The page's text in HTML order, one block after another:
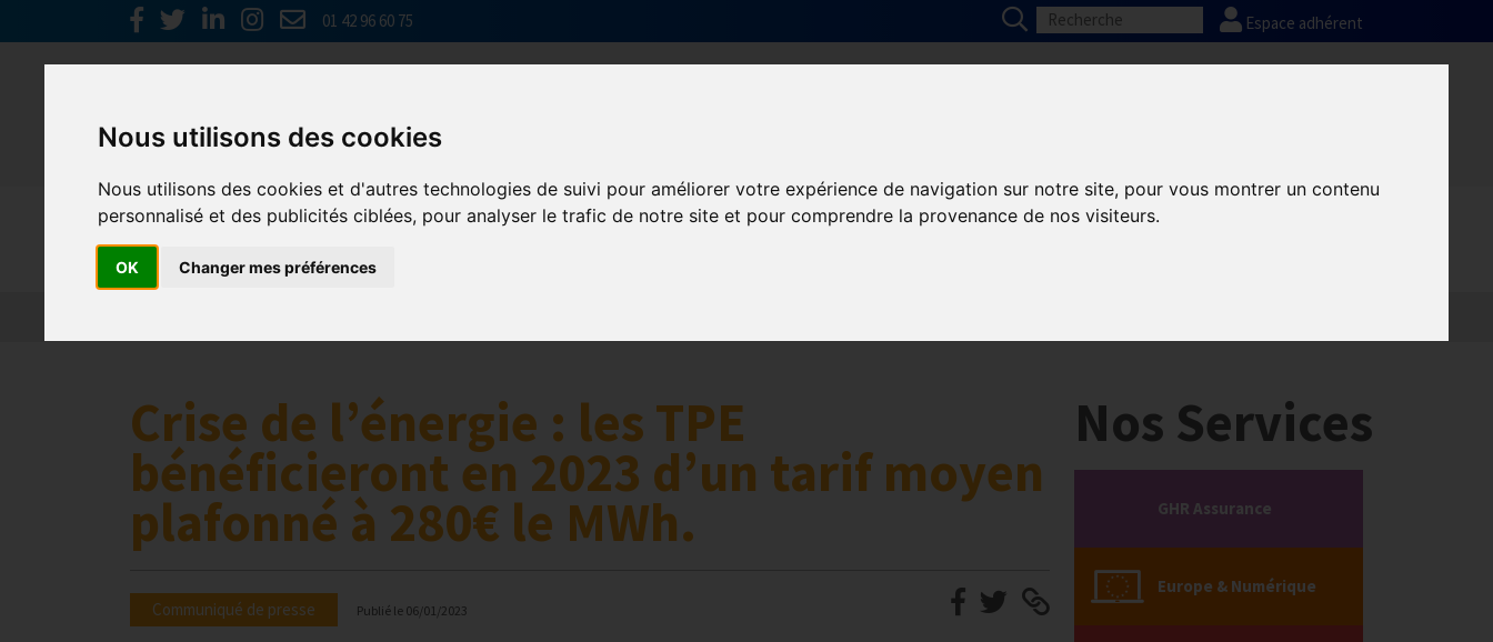
Nous utilisons des cookies
Nous utilisons des cookies et d'autres technologies de suivi pour améliorer votre expérience de navigation sur notre site, pour vous montrer un contenu
personnalisé et des publicités ciblées, pour analyser le trafic de notre site et pour comprendre la provenance de nos visiteurs.
OK Changer mes préférences
01 42 96 60 75 Espace adhérent
Presse
Crise de l’énergie : les TPE
bénéficieront en 2023 d’un tarif moyen
plafonné à 280€ le MWh.
Communiqué de presse Publié le 06/01/2023
Nos Services
GHR Assurance
Europe & Numérique